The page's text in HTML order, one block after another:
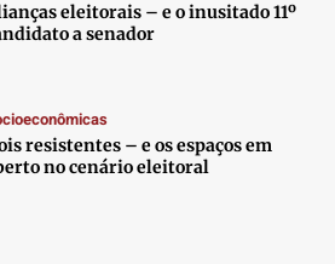
eleitorais – e o inusitado 11º
a senador
resistentes – e os espaços em
no cenário eleitoral